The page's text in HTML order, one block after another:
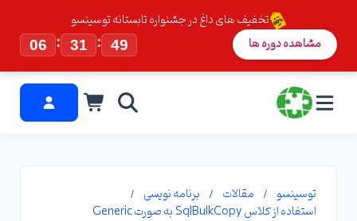
تخفیف های داغ در جشنواره تابستانه توسینسو
06
: 31 : 48 مشاهده دوره ها
توسینسو مقالات
برنامه نویسی
استفاده از کلاس SqlBulkCopy به صورت Generic